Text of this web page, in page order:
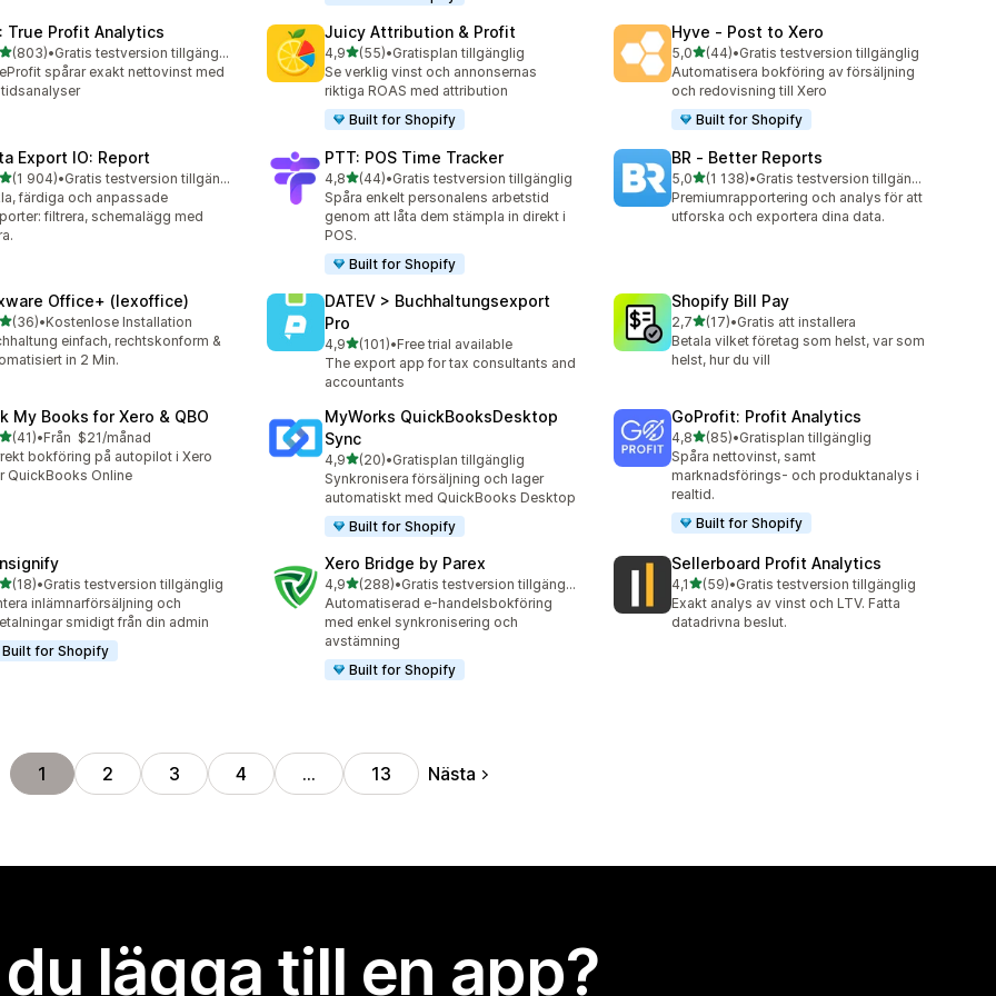
True Profit Analytics
5 stjärnor
(803)
recensioner totalt
•
Gratis testversion tillgänglig
spårar exakt nettovinst med
Juicy Attribution & Profit
4,9av 5 stjärnor
(55)
55 recensioner totalt
•Gratisplan tillgänglig
Se verklig vinst och annonsernas
riktiga ROAS med attribution
Built for Shopify
Hyve ‑ Post to Xero
5,0av 5 stjärnor
(44)
44 recensioner totalt
•Gratis testversion tillgänglig
Automatisera bokföring av försäljning
och redovisning till Xero
Built for Shopify
Export IO: Report
5 stjärnor
(1 904)
recensioner totalt
•
Gratis testversion tillgänglig
färdiga och anpassade
filtrera, schemalägg med
PTT: POS Time Tracker
4,8av 5 stjärnor
(44)
44 recensioner totalt
•Gratis testversion tillgänglig
Spåra enkelt personalens arbetstid
genom att låta dem stämpla in direkt i
POS.
Built for Shopify
BR ‑ Better Reports
5,0av 5 stjärnor
(1 138)
1138 recensioner totalt
•
Gratis testversion tillgänglig
Premiumrapportering och analys för att
utforska och exportera dina data.
Office+ (lexoffice)
5 stjärnor
(36) totalt
•Kostenlose Installation
einfach, rechtskonform &
in 2 Min.
DATEV > Buchhaltungsexport
Pro
4,9av 5 stjärnor
(101)
101 recensioner totalt
•Free trial available
The export app for tax consultants and
accountants
Shopify Bill Pay
2,7av 5 stjärnor
(17)
17 recensioner totalt
•Gratis att installera
Betala vilket företag som helst, var som
helst, hur du vill
My Books for Xero & QBO
5 stjärnor
(41) totalt
•Från $21/månad
bokföring på autopilot i Xero
QuickBooks Online
MyWorks QuickBooksDesktop
Sync
4,9av 5 stjärnor
(20)
20 recensioner totalt
•Gratisplan tillgänglig
Synkronisera försäljning och lager
automatiskt med QuickBooks Desktop
Built for Shopify
GoProfit: Profit Analytics
4,8av 5 stjärnor
(85)
85 recensioner totalt
•Gratisplan tillgänglig
Spåra nettovinst, samt
marknadsförings- och produktanalys i
realtid.
Built for Shopify
5 stjärnor
(18) totalt
•Gratis testversion tillgänglig
inlämnarförsäljning och
smidigt från din admin
Built for Shopify
Xero Bridge by Parex
4,9av 5 stjärnor
(288)
288 recensioner totalt
•
Gratis testversion tillgänglig
Automatiserad e-handelsbokföring
med enkel synkronisering och
avstämning
Built for Shopify
Sellerboard Profit Analytics
4,1av 5 stjärnor
(59)
59 recensioner totalt
•Gratis testversion tillgänglig
Exakt analys av vinst och LTV. Fatta
datadrivna beslut.
1 2 3 4 … 13 Nästa
lägga till en app?